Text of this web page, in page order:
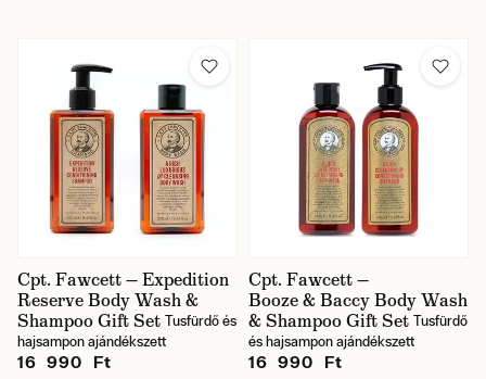
Cpt. Fawcett — Expedition
Reserve Body Wash &
Shampoo Gift Set Tusfürdő és
hajsampon ajándékszett
16 990 Ft
Cpt. Fawcett —
Booze & Baccy Body Wash
& Shampoo Gift Set Tusfürdő
és hajsampon ajándékszett
16 990 Ft